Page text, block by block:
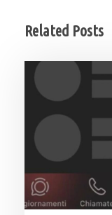
Related Posts